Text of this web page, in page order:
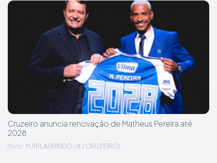
Cruzeiro anuncia renovação de Matheus Pereira até
2028
(foto: YURI LAURINDO / X / CRUZEIRO)